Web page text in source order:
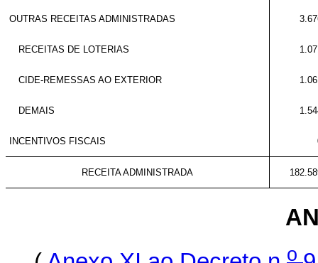
OUTRAS RECEITAS ADMINISTRADAS
RECEITAS DE LOTERIAS
CIDE-REMESSAS AO EXTERIOR
DEMAIS
INCENTIVOS FISCAIS
RECEITA ADMINISTRADA
o